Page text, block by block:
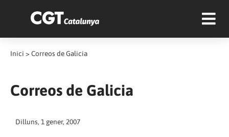
Inici > Correos de Galicia
Correos de Galicia
Dilluns, 1 gener, 2007